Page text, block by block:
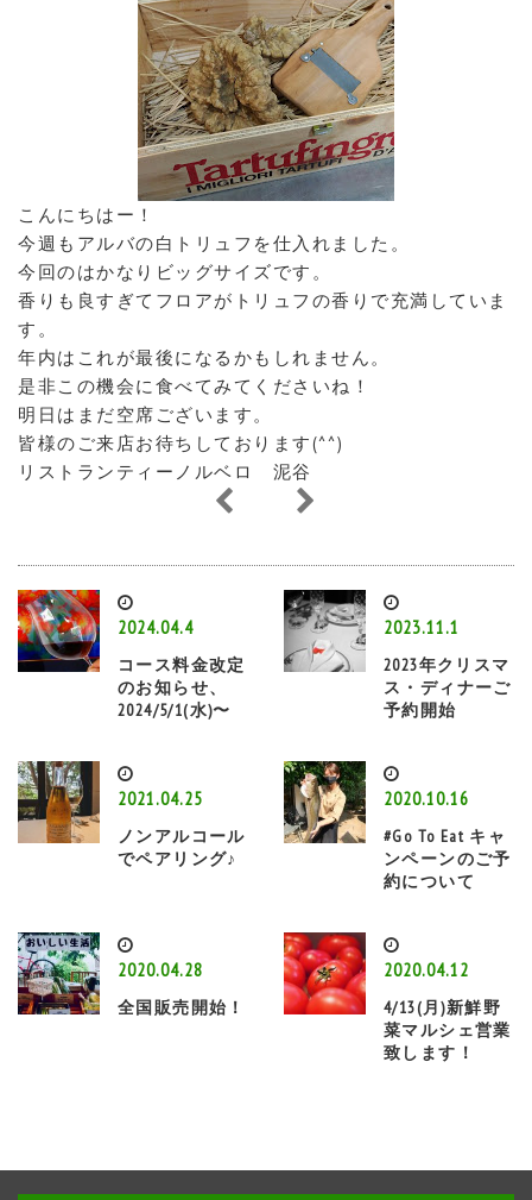
こんにちはー！
今週もアルバの白トリュフを仕入れました。
今回のはかなりビッグサイズです。
香りも良すぎてフロアがトリュフの香りで充満していま
す。
年内はこれが最後になるかもしれません。
是非この機会に食べてみてくださいね！
明日はまだ空席ございます。
皆様のご来店お待ちしております(^^)
リストランティーノルベロ 泥谷
2024.04.4
コース料金改定
のお知らせ、
2024/5/1(水)〜
2023.11.1
2023年クリスマ
ス・ディナーご
予約開始
2021.04.25
ノンアルコール
でペアリング♪
2020.10.16
#Go To Eat キャ
ンペーンのご予
約について
2020.04.28
全国販売開始！
2020.04.12
4/13(月)新鮮野
菜マルシェ営業
致します！